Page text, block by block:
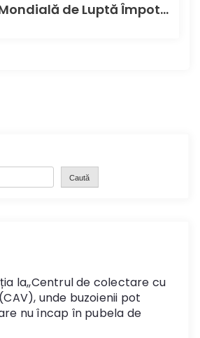
28 iulie Ziua Mondială de Luptă Împotriva Hepatitei
Caută
la,,Centrul de colectare cu
unde buzoienii pot
nu încap în pubela de